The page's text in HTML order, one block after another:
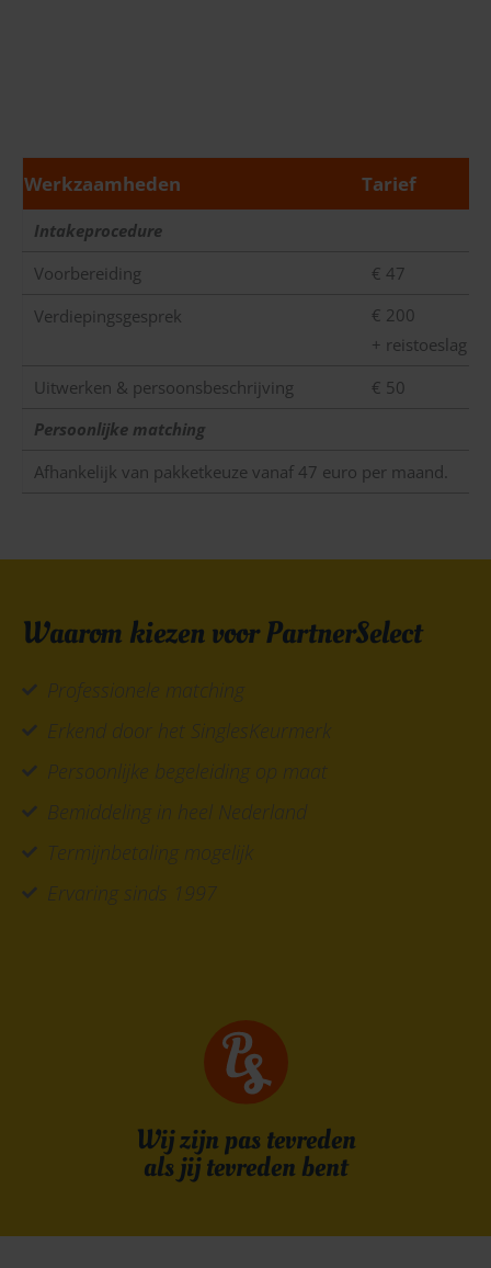
Werkzaamheden Tarief
Intakeprocedure
Voorbereiding
€ 47
Verdiepingsgesprek
€ 200
+ reistoeslag
Uitwerken & persoonsbeschrijving
€ 50
Persoonlijke matching
Afhankelijk van pakketkeuze vanaf 47 euro per maand.
Wij zijn pas tevreden
als jij tevreden bent
Waarom kiezen voor PartnerSelect
Professionele matching
Erkend door het SinglesKeurmerk
Persoonlijke begeleiding op maat
Bemiddeling in heel Nederland
Termijnbetaling mogelijk
Ervaring sinds 1997